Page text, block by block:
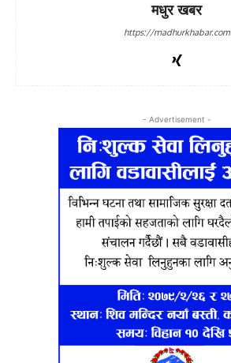
मधुर खबर
https://madhurkhabar.com
- Advertisement -